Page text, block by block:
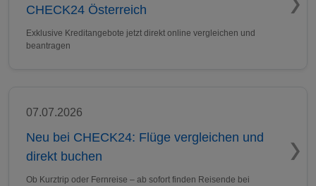
CHECK24 Österreich
Exklusive Kreditangebote jetzt direkt online vergleichen und
beantragen
07.07.2026
Neu bei CHECK24: Flüge vergleichen und
direkt buchen
Ob Kurztrip oder Fernreise – ab sofort finden Reisende bei